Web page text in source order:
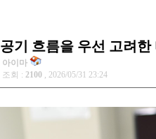
공기 흐름을 우선 고려
아이마
조회 : 2100 , 2026/05/31 23:24